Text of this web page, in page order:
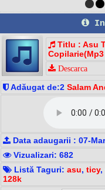
Titlu : Asu
Copilarie(Mp3
Descarca
Adăugat de:2 Salam
Data adaugarii : 07-
Vizualizari: 682
Listă Taguri: asu, ticy,
128k